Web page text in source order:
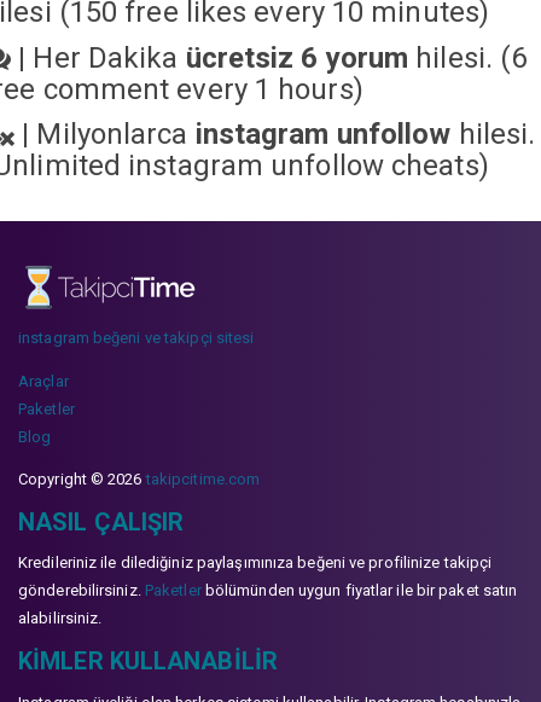
(150 free likes every 10 minutes)
| Her Dakika ücretsiz 6 yorum hilesi. (6
comment every 1 hours)
| Milyonlarca instagram unfollow hilesi.
instagram unfollow cheats)
instagram beğeni ve takipçi sitesi
Araçlar
Paketler
Blog
Copyright © 2026takipcitime.com
NASIL ÇALIŞIR
Kredileriniz ile dilediğiniz paylaşımınıza beğeni ve profilinize takipçi
gönderebilirsiniz. Paketlerbölümünden uygun fiyatlar ile bir paket satın
alabilirsiniz.
KIMLER KULLANABILIR